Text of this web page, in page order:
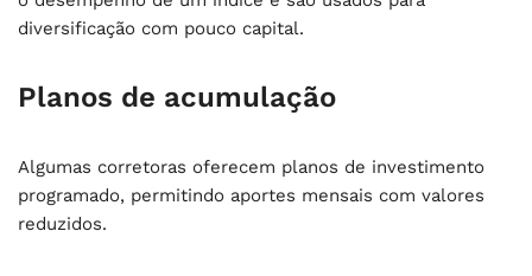
diversificação com pouco capital.
Planos de acumulação
Algumas corretoras oferecem planos de investimento
programado, permitindo aportes mensais com valores
reduzidos.